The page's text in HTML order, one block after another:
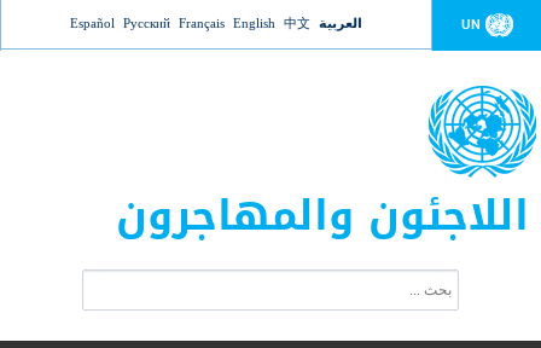
Jump to navigation UN العربية 中文
English
Français
Русский
Español
اللاجئون والمهاجرون
ت
ب